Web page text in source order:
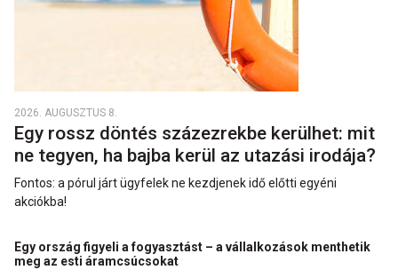
2026. AUGUSZTUS 8.
Egy rossz döntés százezrekbe kerülhet: mit
ne tegyen, ha bajba kerül az utazási irodája?
Fontos: a pórul járt ügyfelek ne kezdjenek idő előtti egyéni
akciókba!
Egy ország figyeli a fogyasztást – a vállalkozások menthetik
meg az esti áramcsúcsokat